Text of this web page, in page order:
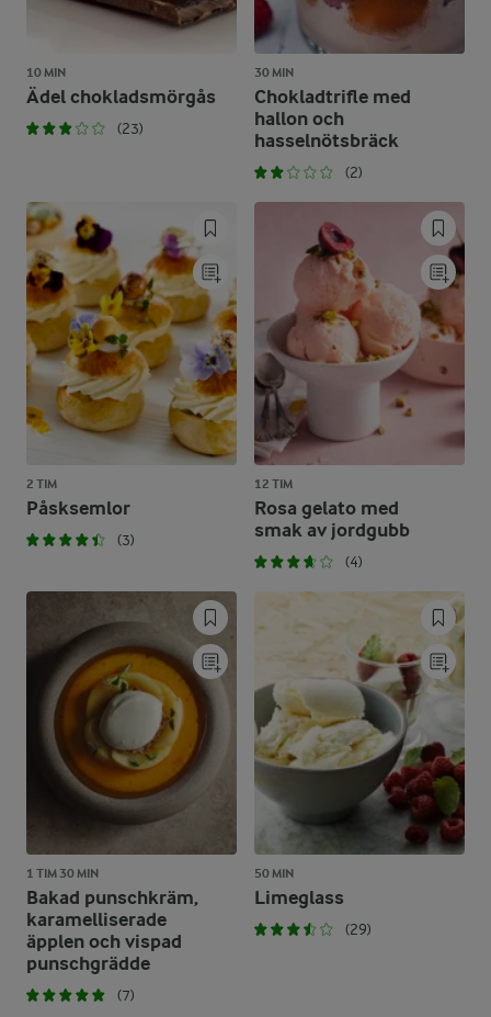
10 MIN
Ädel chokladsmörgås
(23)
30 MIN
Chokladtrifle med
hallon och
hasselnötsbräck
(2)
2 TIM
Påsksemlor
(3)
12 TIM
Rosa gelato med
smak av jordgubb
(4)
1 TIM 30 MIN
Bakad punschkräm,
karamelliserade
äpplen och vispad
punschgrädde
(7)
50 MIN
Limeglass
(29)